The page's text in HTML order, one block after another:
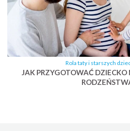
Rola taty i starszych
JAK PRZYGOTOWAĆ DZIECKO